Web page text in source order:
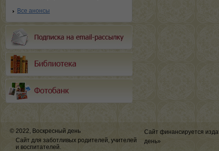
Все анонсы
© 2022, Воскресный день
Сайт для заботливых родителей, учителей
и воспитателей.
Сайт финансируется
день»